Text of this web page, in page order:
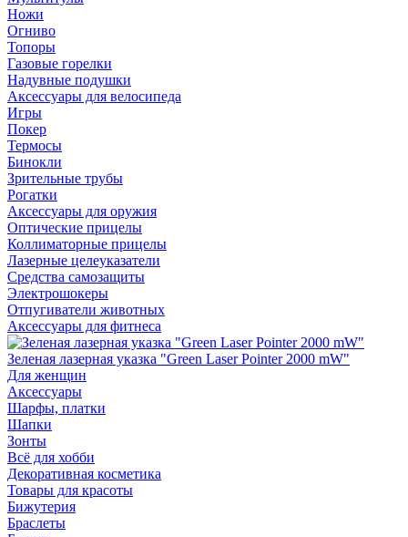
Ножи
Огниво
Топоры
Газовые горелки
Надувные подушки
Аксессуары для велосипеда
Игры
Покер
Термосы
Бинокли
Зрительные трубы
Рогатки
Аксессуары для оружия
Оптические прицелы
Коллиматорные прицелы
Лазерные целеуказатели
Средства самозащиты
Электрошокеры
Отпугиватели животных
Аксессуары для фитнеса
Зеленая лазерная указка "Green Laser Pointer 2000 mW"
Для женщин
Аксессуары
Шарфы, платки
Шапки
Зонты
Всё для хобби
Декоративная косметика
Товары для красоты
Бижутерия
Браслеты